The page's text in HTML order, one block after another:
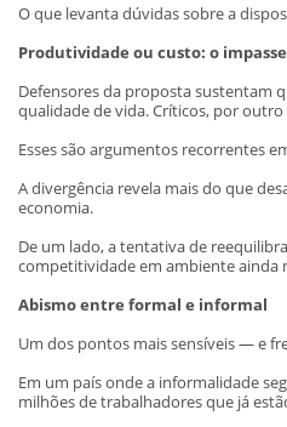
O que levanta dúvidas sobre a
Produtividade ou custo: o
Defensores da proposta sustentam
qualidade de vida. Críticos, por
Esses são argumentos recorrentes
A divergência revela mais do que
economia.
De um lado, a tentativa de
competitividade em ambiente ainda
Abismo entre formal e informal
Um dos pontos mais sensíveis — e
Em um país onde a informalidade
milhões de trabalhadores que já